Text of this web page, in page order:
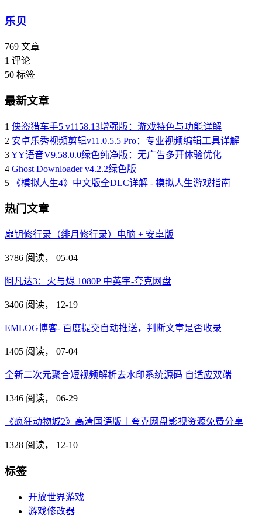
乐贝
769 文章
1 评论
50 标签
最新文章
1 侠盗猎车手5 v1158.13增强版：游戏特色与功能详解
2 安卓乐秀视频剪辑v11.0.5.5 Pro：专业视频编辑工具详解
3YY语音V9.58.0.0绿色纯净版：无广告多开体验优化
4 Ghost Downloader v4.2.2绿色版
5
《模拟人生4》中文版全DLC详解 - 模拟人生游戏指南
热门文章
扉钥修行录（绯月修行录）电脑 + 安卓版
3786 阅读， 05-04
阿凡达3：火与烬 1080P 中英字-夸克网盘
3406 阅读， 12-19
EMLOG博客- 百度提交自动推送，判断文章是否收录
1405 阅读， 07-04
全新二次元聚合短视频解析去水印系统源码 自适应双端
1346 阅读， 06-29
《疯狂动物城2》高清国语版｜夸克网盘影视资源免费分享
1328 阅读， 12-10
标签
开放世界游戏
游戏修改器